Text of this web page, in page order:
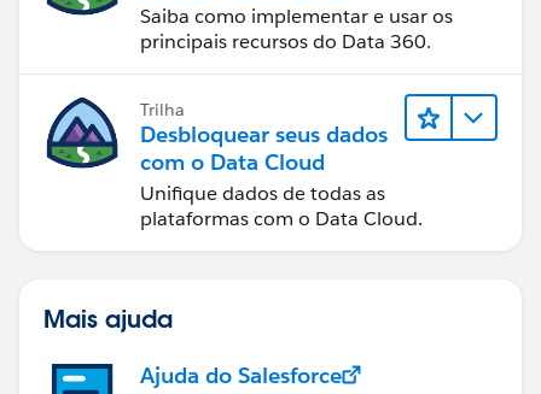
Saiba como implementar e usar os
principais recursos do Data 360.
Trilha
Desbloquear seus dados
com o Data Cloud
Unifique dados de todas as
plataformas com o Data Cloud.
Mais ajuda
Ajuda do Salesforce